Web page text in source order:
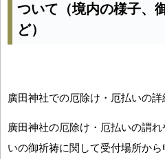
ついて（境内の様子、
ど）
廣田神社での厄除け・厄払いの詳
廣田神社の厄除け・厄払いの謂
いの御祈祷に関して受付場所か